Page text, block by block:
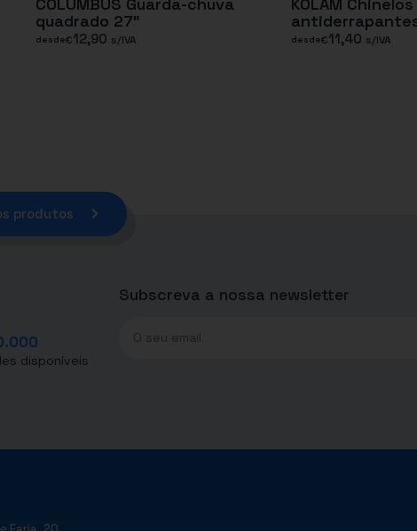
quadrado 27″
desde€12,90 s/IVA desde€11,40 s/IVA
produtos
disponíveis
Subscreva a nossa newsletter